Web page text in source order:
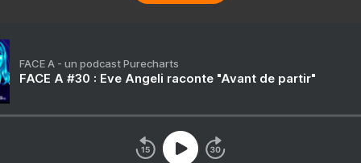
FACE A - un podcast Purecharts
FACE A #30 : Eve Angeli raconte "Avant de partir"